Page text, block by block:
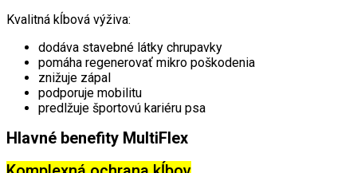
Kvalitná kĺbová výživa:
dodáva stavebné látky chrupavky
pomáha regenerovať mikro poškodenia
znižuje zápal
podporuje mobilitu
predlžuje športovú kariéru psa
Hlavné benefity MultiFlex